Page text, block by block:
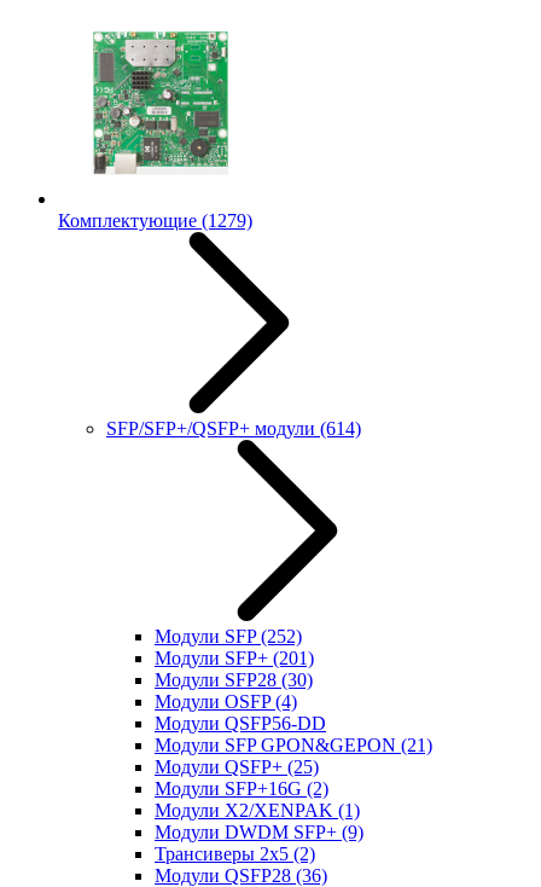
Комплектующие (1279)
SFP/SFP+/QSFP+ модули (614)
Модули SFP(252)
Модули SFP+ (201)
Модули SFP28 (30)
Модули OSFP(4)
Модули QSFP56-DD
Модули SFP GPON&GEPON (21)
Модули QSFP+ (25)
Модули SFP+16G (2)
Модули X2/XENPAK (1)
Модули DWDM SFP+ (9)
Трансиверы 2x5 (2)
Модули QSFP28 (36)